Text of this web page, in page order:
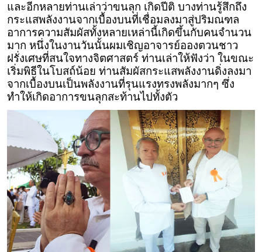
และอีกหลายท่านเล่าว่าขนลุก เกิดปีติ บางท่านรู้สึกถึง
กระแสพลังงานจากเบื้องบนที่เชื่อมลงมาสู่ปริมณฑล
อาการความสัมผัสทั้งหลายเหล่านี้เกิดขึ้นกับคนจำนวน
มาก หนึ่งในงานวันนั้นผมเชิญอาจารย์อองตวนชาว
ฝรั่งเศษที่สนใจทางจิตศาสตร์ ท่านเล่าให้ฟังว่า ในขณะ
เริ่มพิธีในโบสถ์น้อย ท่านสัมผัสกระแสพลังงานดิ่งลงมา
จากเบื้องบนเป็นพลังงานที่รุนแรงทรงพลังมากๆ ซึ่ง
ทำให้เกิดอาการขนลุกสะท้านไปทั้งตัว